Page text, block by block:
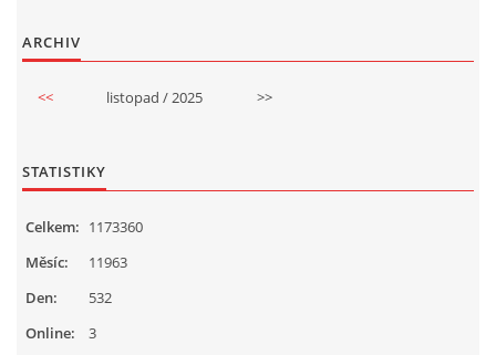
ARCHIV
<< listopad / 2025 >>
STATISTIKY
Online: 3
Celkem: 1173360
Měsíc:
11963
Den:
532